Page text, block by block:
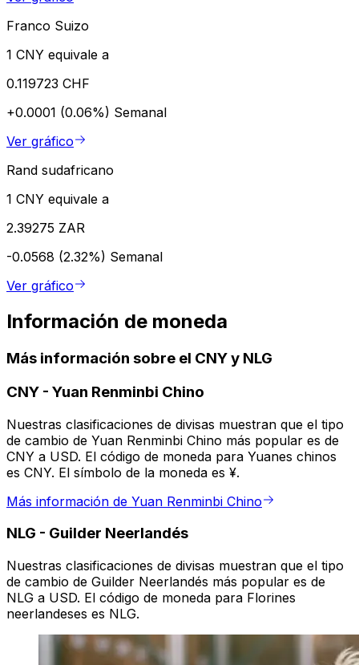
Franco Suizo
1 CNY equivale a
0.119723 CHF
+0.0001 (0.06%) Semanal
Ver gráfico
Rand sudafricano
1 CNY equivale a
2.39275 ZAR
-0.0568 (2.32%) Semanal
Ver gráfico
Información de moneda
Más información sobre el CNY y NLG
CNY - Yuan Renminbi Chino
Nuestras clasificaciones de divisas muestran que el tipo
de cambio de Yuan Renminbi Chino más popular es de
CNY a USD. El código de moneda para Yuanes chinos
es CNY. El símbolo de la moneda es ¥.
Más información de Yuan Renminbi Chino
NLG - Guilder Neerlandés
Nuestras clasificaciones de divisas muestran que el tipo
de cambio de Guilder Neerlandés más popular es de
NLG a USD. El código de moneda para Florines
neerlandeses es NLG.